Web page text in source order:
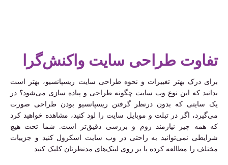
تفاوت طراحی سایت واکنش‌گرا
برای درک بهتر تغییرات و نحوه طراحی سایت ریسپانسیو، بهتر است
بدانید که این نوع وب سایت چگونه طراحی و پیاده سازی می‌شود؟ در
یک سایتی که بدون درنظر گرفتن ریسپانسیو بودن طراحی صورت
می‌گیرد، اگر در تبلت و موبایل سایت را لود کنید، مشاهده خواهید کرد
که همه چیز نیازمند زوم و بررسی دقیق‌تر است. شما تحت هیچ
شرایطی نمی‌توانید به راحتی در وب سایت اسکرول کنید و جزییات
مختلف را مطالعه کرده یا بر روی لینک‌های مدنظرتان کلیک کنید.